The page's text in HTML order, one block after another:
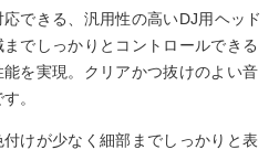
できる、汎用性の高いDJ用ヘッド
でしっかりとコントロールできる
を実現。クリアかつ抜けのよい音
。
けが少なく細部までしっかりと表